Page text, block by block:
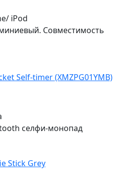
iPod
Совместимость
Self-timer (XMZPG01YMB)
селфи-монопад
Stick Grey